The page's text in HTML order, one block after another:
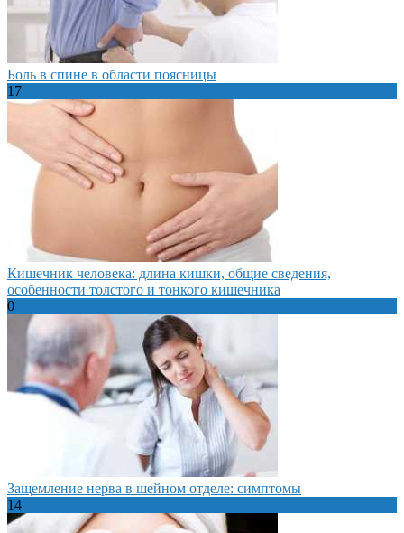
Боль в спине в области поясницы
17
Кишечник человека: длина кишки, общие сведения,
особенности толстого и тонкого кишечника
0
Защемление нерва в шейном отделе: симптомы
14